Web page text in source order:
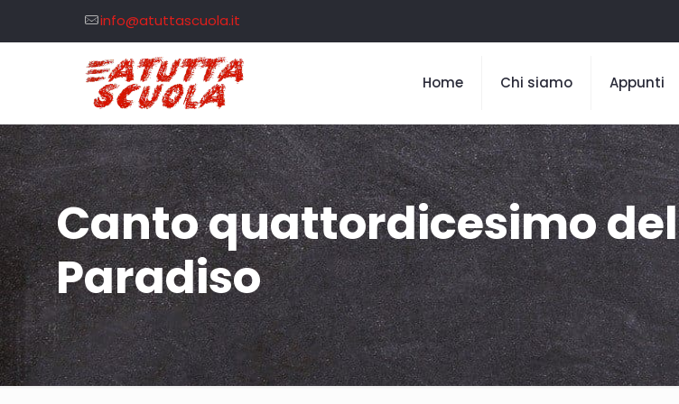
info@atuttascuola.it
Home Chi siamo Appunti
Canto quattordicesimo del
Paradiso